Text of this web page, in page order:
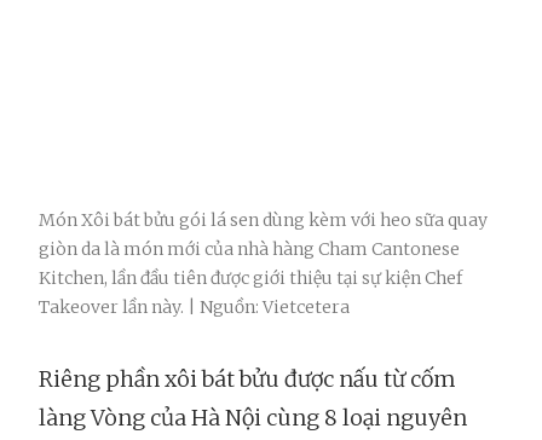
Món Xôi bát bửu gói lá sen dùng kèm với heo sữa quay
giòn da là món mới của nhà hàng Cham Cantonese
Kitchen, lần đầu tiên được giới thiệu tại sự kiện Chef
Takeover lần này. | Nguồn: Vietcetera
Riêng phần xôi bát bửu được nấu từ cốm
làng Vòng của Hà Nội cùng 8 loại nguyên